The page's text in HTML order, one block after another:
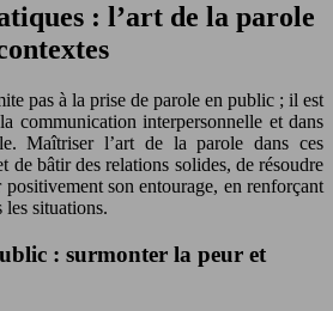
: l’art de la parole
pas à la prise de parole en public ; il est
communication interpersonnelle et dans
Maîtriser l’art de la parole dans ces
de bâtir des relations solides, de résoudre
son entourage, en renforçant
les situations.
: surmonter la peur et